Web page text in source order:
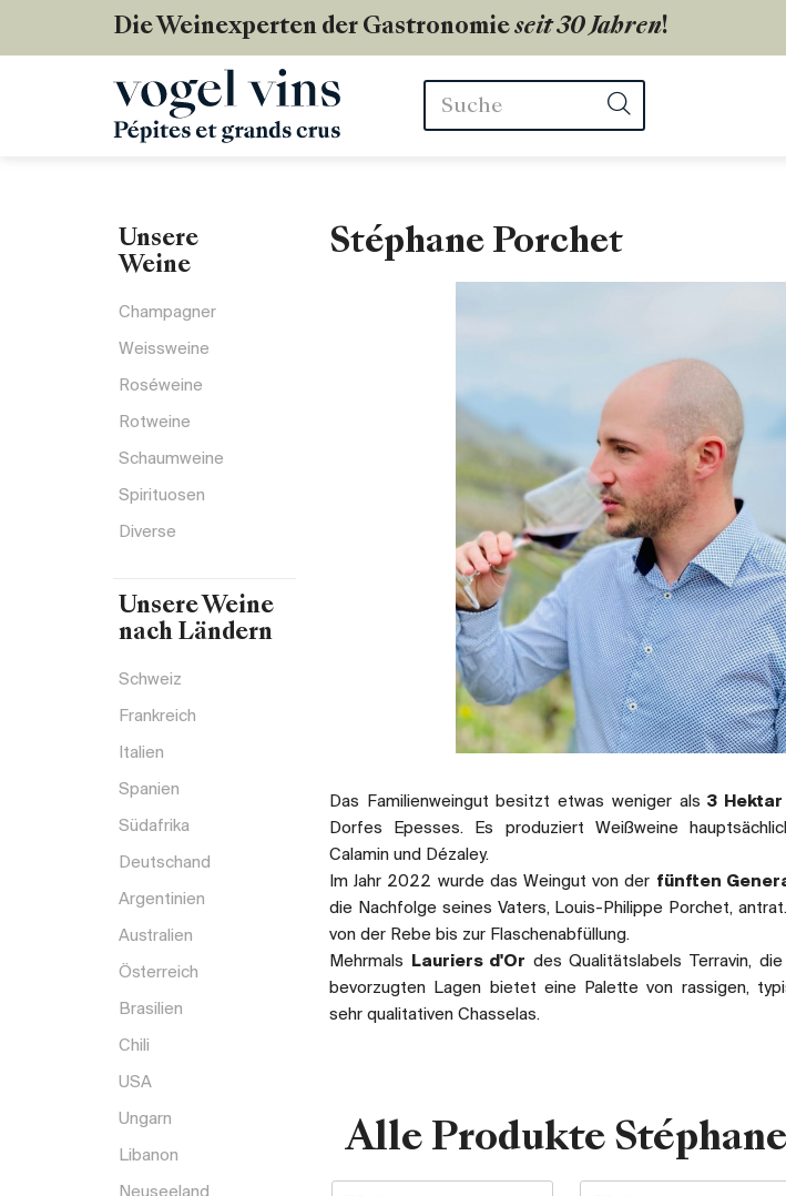
Die Weinexperten der Gastronomie seit 30 Jahren!
Stichwörter
Unsere
Weine
Champagner
Weissweine
Roséweine
Rotweine
Schaumweine
Spirituosen
Diverse
Unsere Weine
nach Ländern
Schweiz
Frankreich
Italien
Spanien
Südafrika
Deutschand
Argentinien
Australien
Österreich
Brasilien
Chili
USA
Ungarn
Libanon
Neuseeland
Stéphane Porchet
Das Familienweingut besitzt etwas weniger als3 Hektar
Dorfes Epesses. Es produziert Weißweine
Calamin und Dézaley.
Im Jahr 2022 wurde das Weingut von der fünften
die Nachfolge seines Vaters, Louis-Philippe Porchet,
von der Rebe bis zur Flaschenabfüllung.
Mehrmals
Lauriers d'Or des Qualitätslabels Terravin,
bevorzugten Lagen bietet eine Palette von rassigen,
sehr qualitativen Chasselas.
Alle Produkte